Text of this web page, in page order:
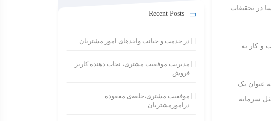
در تحقیقات
و کار به
عنوان یک
سرمایه
Recent Posts
در خدمت و خیانت واحدهای امور مشتریان
مدیریت موفقیت مشتری، نجات دهنده کاریز
فروش
موفقیت مشتری،حلقه‌ی مفقوده
درامورمشتریان